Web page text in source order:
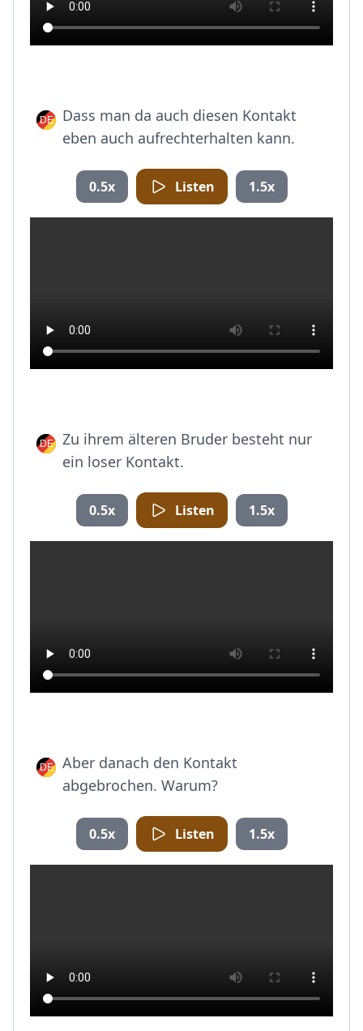
Dass man da auch diesen Kontakt
eben auch aufrechterhalten kann.
0.5x Listen 1.5x
Zu ihrem älteren Bruder besteht nur
ein loser Kontakt.
0.5x Listen 1.5x
Aber danach den Kontakt
abgebrochen. Warum?
0.5x Listen 1.5x